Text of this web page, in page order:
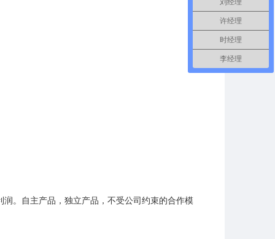
润。自主产品，独立产品，不受公司约束的合作模
刘经理
许经理
时经理
李经理